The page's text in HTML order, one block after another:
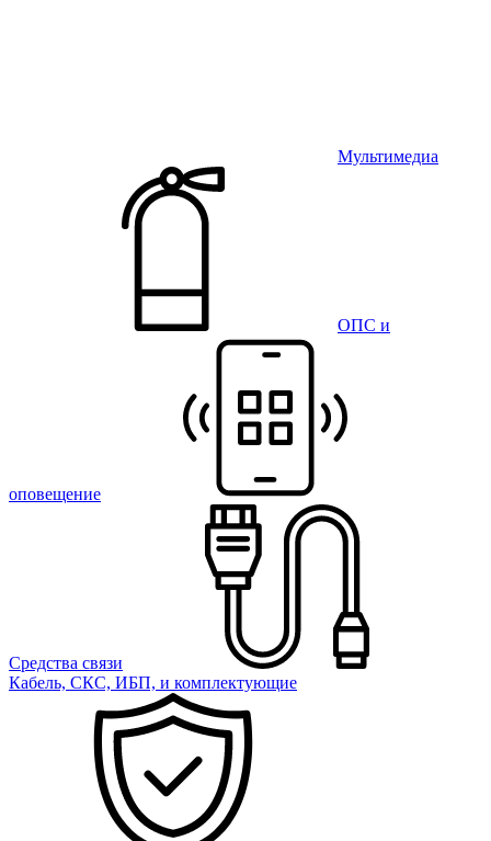
Мультимедиа
ОПС и
оповещение
Средства связи
Кабель, СКС, ИБП, и комплектующие